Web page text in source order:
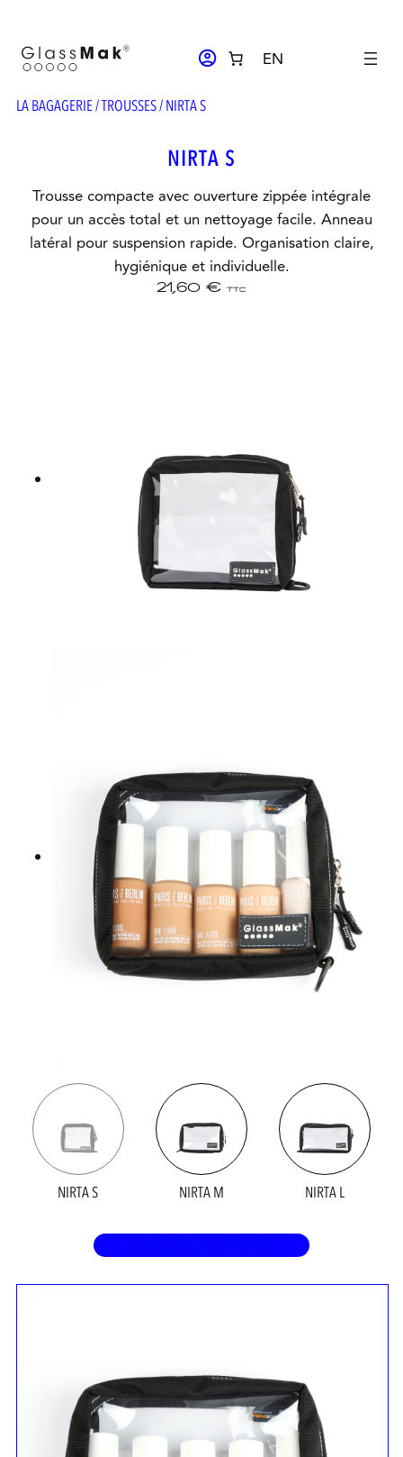
contenu
ACCOUNT_CIRCLE EN
LA BAGAGERIE/TROUSSES/ NIRTA S
NIRTA S
Trousse compacte avec ouverture zippée intégrale
pour un accès total et un nettoyage facile. Anneau
latéral pour suspension rapide. Organisation claire,
hygiénique et individuelle.
21,60 € TTC
NIRTA S NIRTA M NIRTA L